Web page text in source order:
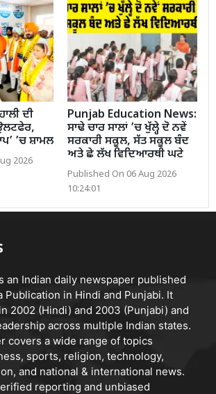
ਦੀ
’ਚ ਸ਼ਾਮਲ
2026
Punjab Education News:
ਸਾਢੇ ਚਾਰ ਸਾਲਾਂ ’ਚ ਖੁੱਲ੍ਹੇ ਦੋ ਨਵੇਂ
ਸਰਕਾਰੀ ਸਕੂਲ, ਸੱਤ ਸਕੂਲ ਬੰਦ
ਅਤੇ ਛੇ ਲੱਖ ਵਿਦਿਆਰਥੀ ਘਟੇ
Published On 06 Aug 2026
10:24:01
an Indian daily newspaper published
Publication in Hindi and Punjabi. It
2002 (Hindi) and 2003 (Punjabi) and
across multiple Indian states.
covers a wide range of topics
sports, religion, technology,
and national & international news.
reporting and unbiased